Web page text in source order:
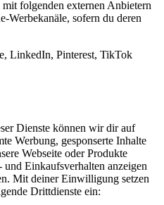
folgenden externen Anbietern
Werbekanäle, sofern du deren
LinkedIn, Pinterest, TikTok
Dienste können wir dir auf
Werbung, gesponserte Inhalte
Webseite oder Produkte
und Einkaufsverhalten anzeigen
Mit deiner Einwilligung setzen
Drittdienste ein: